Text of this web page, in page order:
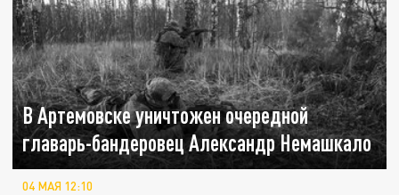
В Артемовске уничтожен очередной
главарь-бандеровец Александр Немашкало
04 МАЯ 12:10